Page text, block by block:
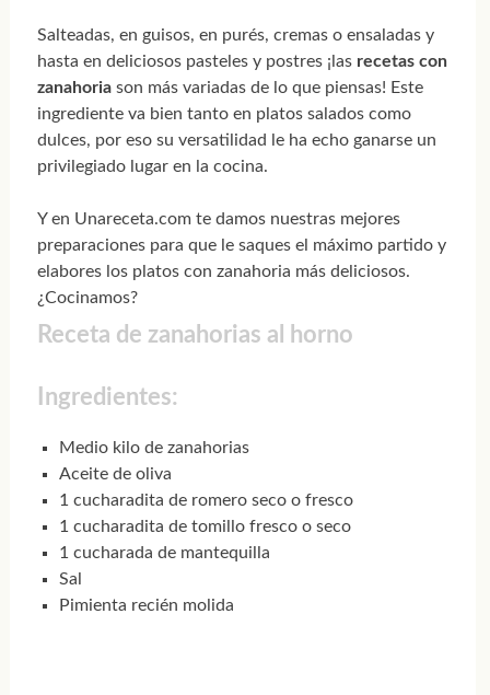
Salteadas, en guisos, en purés, cremas o ensaladas y
hasta en deliciosos pasteles y postres ¡las recetas con
zanahoriason más variadas de lo que piensas! Este
ingrediente va bien tanto en platos salados como
dulces, por eso su versatilidad le ha echo ganarse un
privilegiado lugar en la cocina.
Y en Unareceta.com te damos nuestras mejores
preparaciones para que le saques el máximo partido y
elabores los platos con zanahoria más deliciosos.
¿Cocinamos?
Receta de zanahorias al horno
Ingredientes:
Medio kilo de zanahorias
Aceite de oliva
1 cucharadita de romero seco o fresco
1 cucharadita de tomillo fresco o seco
1 cucharada de mantequilla
Sal
Pimienta recién molida